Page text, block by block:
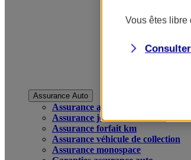
Assurance Auto
Assurance auto
Assurance jeune conducteur
Assurance forfait km
Assurance véhicule de collection
Assurance monospace
Vous êtes libre